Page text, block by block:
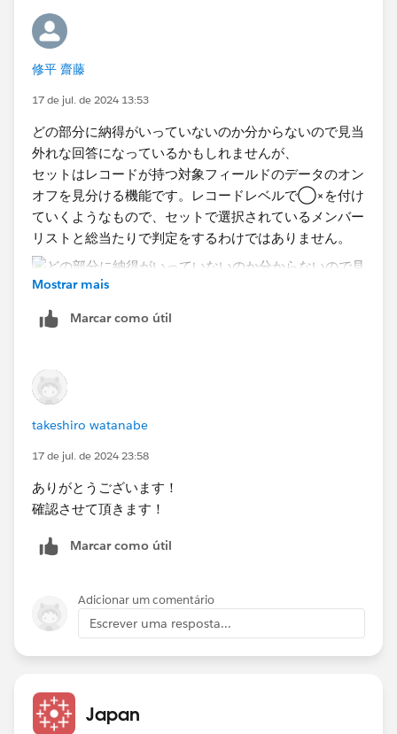
これでランキングシートの表計算結果を維持したまま、
任意のサブカテゴリに絞って表示することができます。
で、もし分かれば教えて頂きたいです。何卒宜しくお願
い致します。
修平 齋藤
17 de jul. de 2024 13:53
どの部分に納得がいっていないのか分からないので見当
外れな回答になっているかもしれませんが、
セットはレコードが持つ対象フィールドのデータのオン
オフを見分ける機能です。レコードレベルで◯×を付け
ていくようなもので、セットで選択されているメンバー
リストと総当たりで判定をするわけではありません。
もしセット内のメンバーと総当りするとイメージされて
いるなら、確かに「該当する場合もあればしない場合も
いのではと疑問に思うかもしれませんが、機能としては
ようなものなのでセット内にいくつのメンバーが選択さ
れていようと判定結果はひとつに収束します。
Mostrar mais
Marcar como útil
takeshiro watanabe
17 de jul. de 2024 23:58
ありがとうございます！
確認させて頂きます！
Marcar como útil
Adicionar um comentário
Escrever uma resposta...
Japan